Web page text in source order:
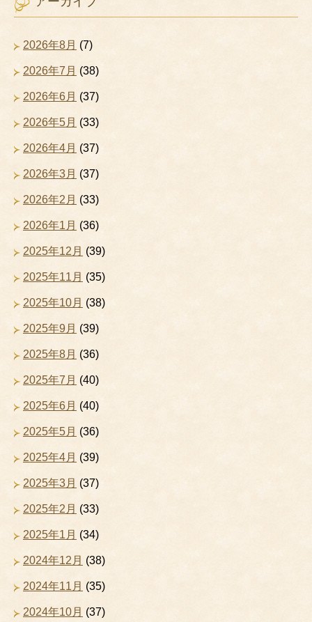
2026年8月 (7)
2026年7月 (38)
2026年6月 (37)
2026年5月 (33)
2026年4月 (37)
2026年3月 (37)
2026年2月 (33)
2026年1月 (36)
2025年12月 (39)
2025年11月 (35)
2025年10月 (38)
2025年9月 (39)
2025年8月 (36)
2025年7月 (40)
2025年6月 (40)
2025年5月 (36)
2025年4月 (39)
2025年3月 (37)
2025年2月 (33)
2025年1月 (34)
2024年12月 (38)
2024年11月 (35)
2024年10月 (37)